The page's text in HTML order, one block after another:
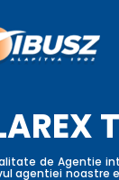
de Agentie
agentiei noastre